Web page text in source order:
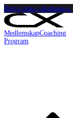
Börja träna calisthenics:
MedlemskapCoaching
Program